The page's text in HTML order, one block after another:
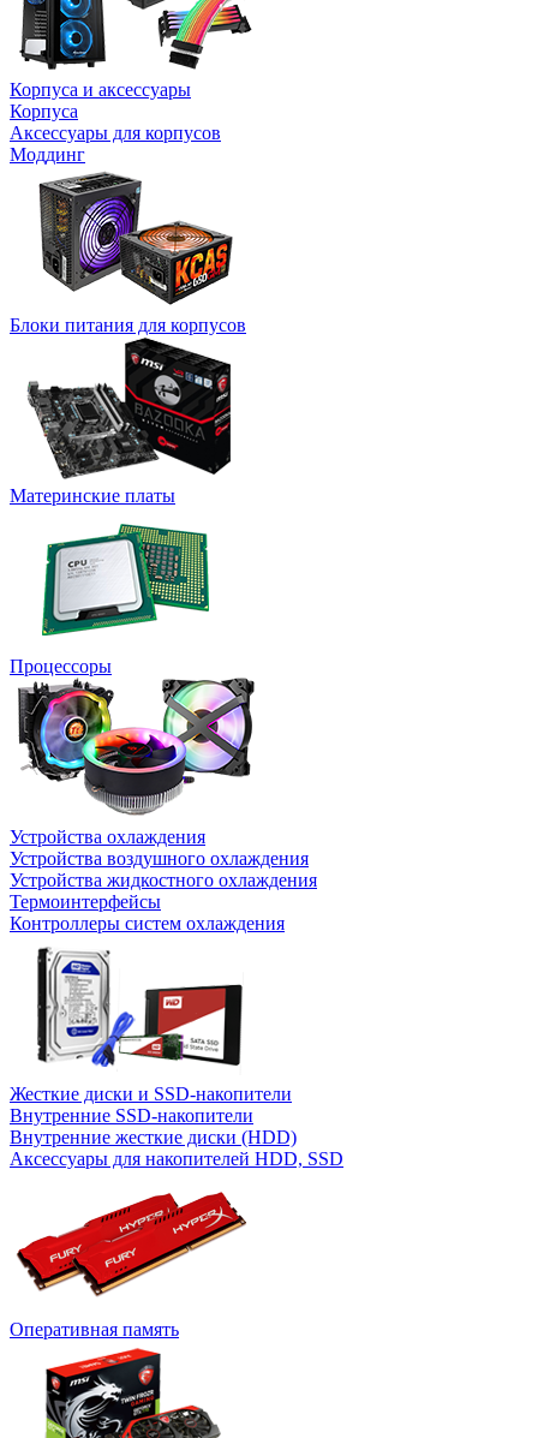
Корпуса и аксессуары
Корпуса
Аксессуары для корпусов
Моддинг
Блоки питания для корпусов
Материнские платы
Процессоры
Устройства охлаждения
Устройства воздушного охлаждения
Устройства жидкостного охлаждения
Термоинтерфейсы
Контроллеры систем охлаждения
Жесткие диски и SSD-накопители
Внутренние SSD-накопители
Внутренние жесткие диски (HDD)
Аксессуары для накопителей HDD, SSD
Оперативная память